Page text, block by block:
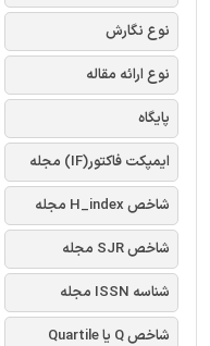
نوع نگارش
نوع ارائه مقاله
پایگاه
ایمپکت فاکتور(IF) مجله
شاخص H_index مجله
شاخص SJR مجله
شناسه ISSN مجله
شاخص Q یا Quartile